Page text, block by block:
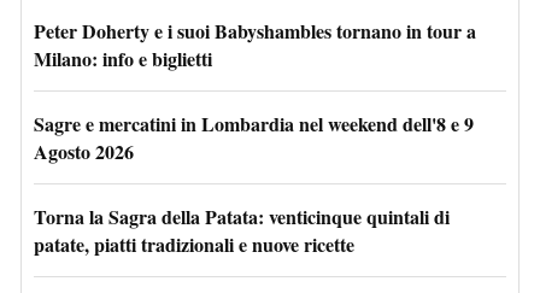
Peter Doherty e i suoi Babyshambles tornano in tour a
Milano: info e biglietti
Sagre e mercatini in Lombardia nel weekend dell'8 e 9
Agosto 2026
Torna la Sagra della Patata: venticinque quintali di
patate, piatti tradizionali e nuove ricette